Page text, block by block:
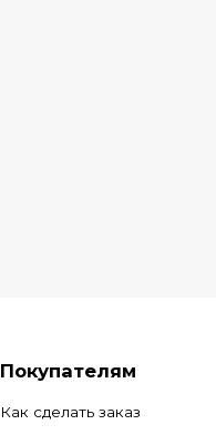
Покупателям
Как сделать заказ